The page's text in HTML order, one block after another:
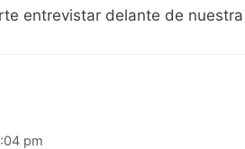
entrevistar delante de
pm